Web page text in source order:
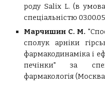
роду Salix L. (в
спеціальністю
Марчишин С. М.
сполук арніки
фармакодинаміка і
печінки" за
фармакологія